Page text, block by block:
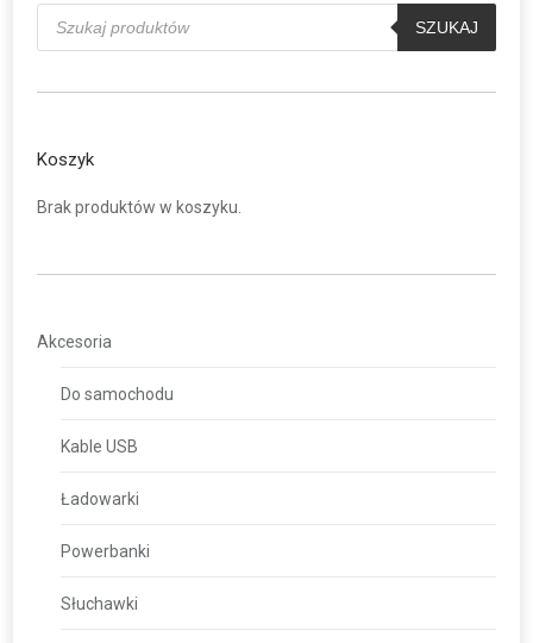
Wyszukiwarka
produktów
SZUKAJ
Koszyk
Brak produktów w koszyku.
Akcesoria
Do samochodu
Kable USB
Ładowarki
Powerbanki
Słuchawki